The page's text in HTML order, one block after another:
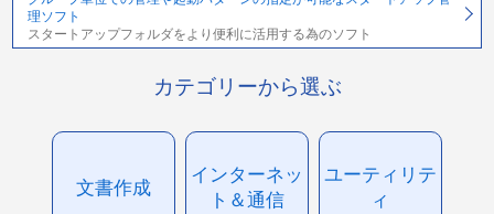
理ソフト
スタートアップフォルダをより便利に活用する為のソフト
カテゴリーから選ぶ
文書作成
インターネッ
ト＆通信
ユーティリテ
ィ